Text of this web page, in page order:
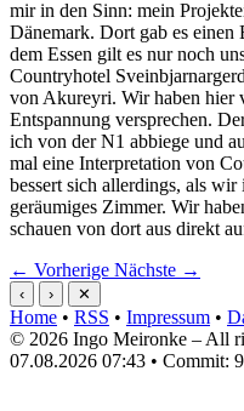
mir in den Sinn: mein
Dänemark. Dort gab es
dem Essen gilt es nur noch
Countryhotel
von Akureyri. Wir haben hier
Entspannung versprechen.
ich von der N1 abbiege und
mal eine Interpretation von
bessert sich allerdings, als
geräumiges Zimmer. Wir
schauen von dort aus direkt
← Vorherige Nächste →
‹ › ✕
Home • RSS • Impressum •
© 2026 Ingo Meironke – All
07.08.2026 07:43 • Commit: